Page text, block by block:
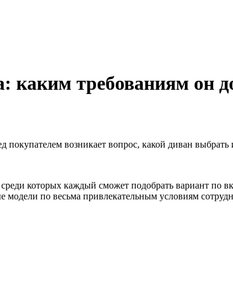
требованиям он
возникает вопрос, какой диван
которых каждый сможет подобрать вариант по
модели по весьма привлекательным условиям